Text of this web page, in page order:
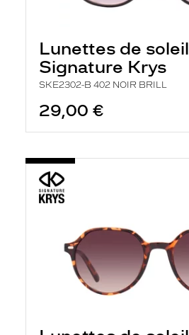
Lunettes de soleil
Signature Krys
SKE2302-B 402 NOIR BRILL
29,00 €